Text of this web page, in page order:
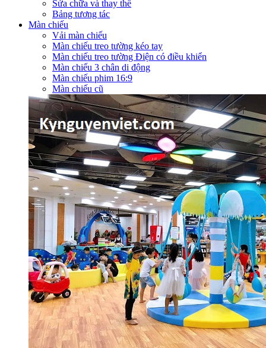
Sửa chữa và thay thế
Bảng tương tác
Màn chiếu
Vải màn chiếu
Màn chiếu treo tường kéo tay
Màn chiếu treo tường Điện có điều khiển
Màn chiếu 3 chân di động
Màn chiếu phim 16:9
Màn chiếu cũ